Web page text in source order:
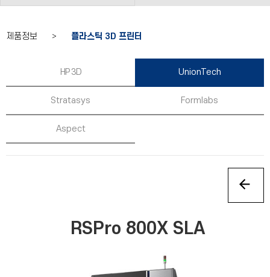
제품정보 > 플라스틱 3D 프린터
HP 3D UnionTech
Stratasys Formlabs
Aspect
RSPro 800X SLA